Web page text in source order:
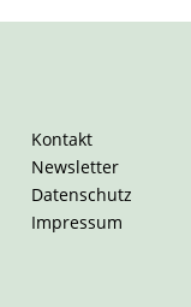
Kontakt
Newsletter
Datenschutz
Impressum